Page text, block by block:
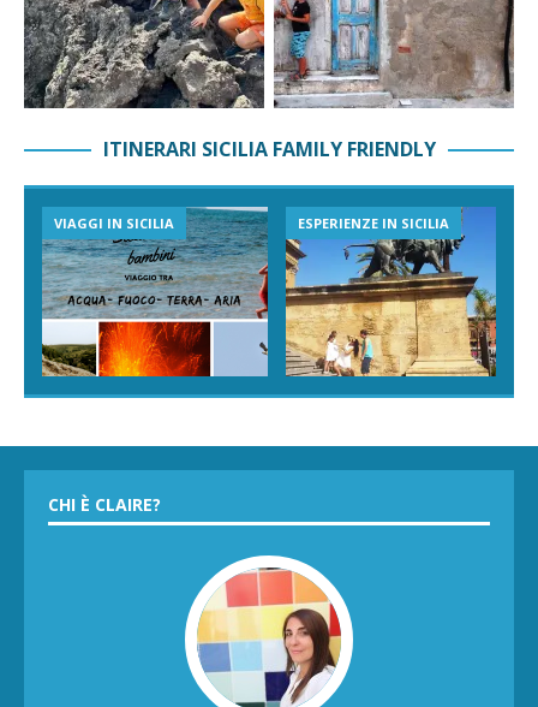
ITINERARI SICILIA FAMILY FRIENDLY
ESPERIENZE IN SICILIA VACANZE AL MARE
CHI È CLAIRE?